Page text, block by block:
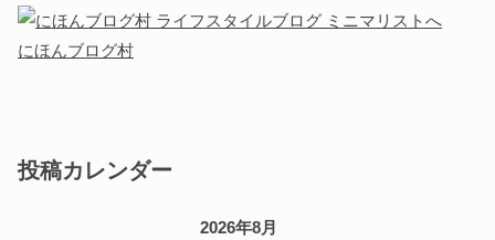
にほんブログ村
投稿カレンダー
2026年8月